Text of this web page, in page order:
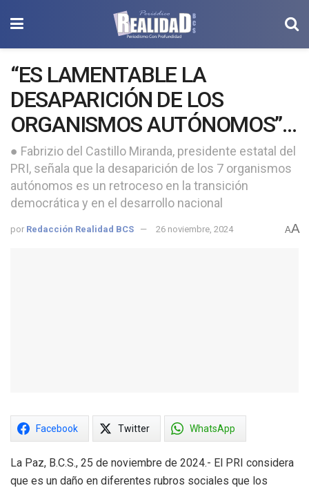
“ES LAMENTABLE LA
DESAPARICIÓN DE LOS
ORGANISMOS AUTÓNOMOS”;
DIRIGENCIA ESTATAL DEL PRI
BCS.
● Fabrizio del Castillo Miranda, presidente estatal del
PRI, señala que la desaparición de los 7 organismos
autónomos es un retroceso en la transición
democrática y en el desarrollo nacional
por Redacción Realidad BCS 26 noviembre, 2024 AA
Facebook Twitter WhatsApp
La Paz, B.C.S., 25 de noviembre de 2024.- El PRI considera
que es un daño en diferentes rubros sociales que los